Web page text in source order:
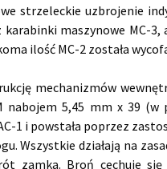
strzeleckie uzbrojenie
maszynowe MC-
ilość MC-2 została
mechanizmów
5,45 mm x 39 (w
1 i powstała poprzez
Wszystkie działają na
Broń cechuje się